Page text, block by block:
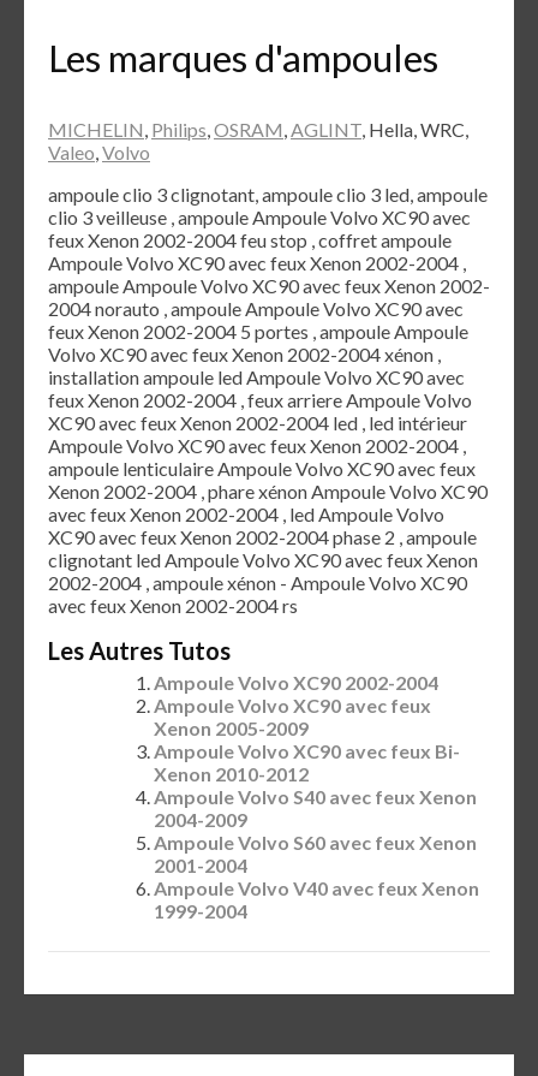
Les marques d'ampoules
MICHELIN, Philips,OSRAM,AGLINT, Hella, WRC,
Valeo,Volvo
ampoule clio 3 clignotant, ampoule clio 3 led, ampoule
clio 3 veilleuse , ampoule Ampoule Volvo XC90 avec
feux Xenon 2002-2004 feu stop , coffret ampoule
Ampoule Volvo XC90 avec feux Xenon 2002-2004 ,
ampoule Ampoule Volvo XC90 avec feux Xenon 2002-
2004 norauto , ampoule Ampoule Volvo XC90 avec
feux Xenon 2002-2004 5 portes , ampoule Ampoule
Volvo XC90 avec feux Xenon 2002-2004 xénon ,
installation ampoule led Ampoule Volvo XC90 avec
feux Xenon 2002-2004 , feux arriere Ampoule Volvo
XC90 avec feux Xenon 2002-2004 led , led intérieur
Ampoule Volvo XC90 avec feux Xenon 2002-2004 ,
ampoule lenticulaire Ampoule Volvo XC90 avec feux
Xenon 2002-2004 , phare xénon Ampoule Volvo XC90
avec feux Xenon 2002-2004 , led Ampoule Volvo
XC90 avec feux Xenon 2002-2004 phase 2 , ampoule
clignotant led Ampoule Volvo XC90 avec feux Xenon
2002-2004 , ampoule xénon - Ampoule Volvo XC90
avec feux Xenon 2002-2004 rs
Les Autres Tutos
Ampoule Volvo XC90 2002-2004
Ampoule Volvo XC90 avec feux
Xenon 2005-2009
Ampoule Volvo XC90 avec feux Bi-
Xenon 2010-2012
Ampoule Volvo S40 avec feux Xenon
2004-2009
Ampoule Volvo S60 avec feux Xenon
2001-2004
Ampoule Volvo V40 avec feux Xenon
1999-2004